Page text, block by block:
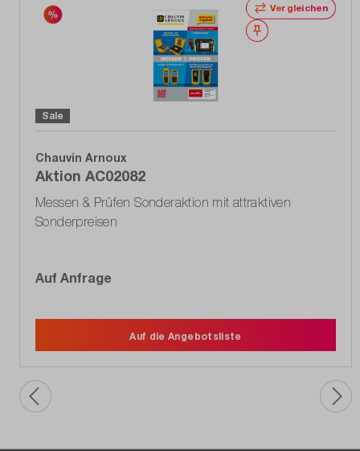
Vergleichen
Merken
Sale
Chauvin Arnoux
Aktion AC02082
Messen & Prüfen Sonderaktion mit attraktiven
Sonderpreisen
Auf Anfrage
Auf die Angebotsliste